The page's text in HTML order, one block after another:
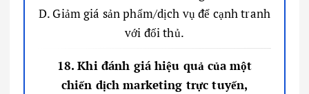
D. Giảm giá sản phẩm/dịch vụ để cạnh tranh
với đối thủ.
18. Khi đánh giá hiệu quả của một
chiến dịch marketing trực tuyến,